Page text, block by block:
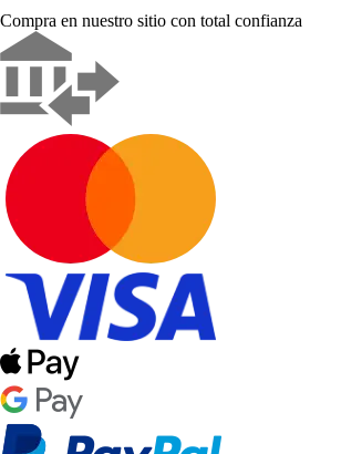
Compra en nuestro sitio con total confianza